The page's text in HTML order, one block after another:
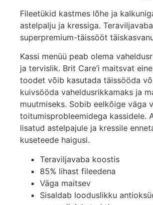
Fileetükid kastmes lõhe ja
astelpalju ja kressiga. Teraviljavaba
superpremium-täissööt
Kassi menüü peab olema
ja tervislik. Brit Care’i maitsvat
toodet võib kasutada täissööda
kuivsööda vaheldusrikkamaks ja
muutmiseks. Sobib eelkõige väga
toitumisprobleemidega kassidele.
lisatud astelpajule ja kressile
kuseteede haigusi.
Teraviljavaba koostis
85% lihast fileedena
Väga maitsev
Sisaldab looduslikku